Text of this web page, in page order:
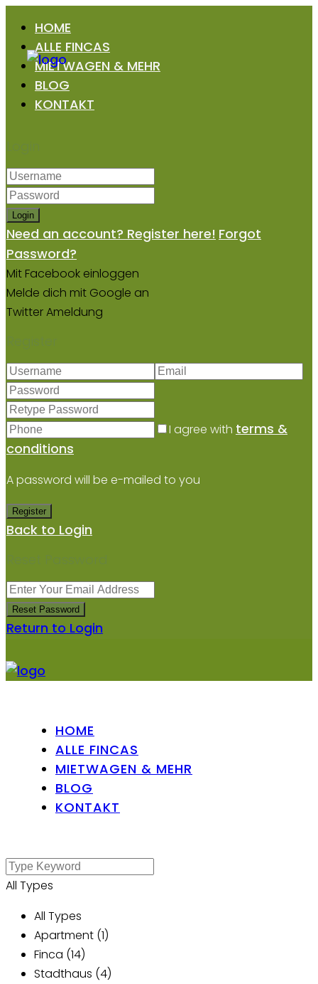
HOME
ALLE FINCAS
MIETWAGEN & MEHR
BLOG
KONTAKT
Login
Login
Need an account? Register here! Forgot
Password?
Mit Facebook einloggen
Melde dich mit Google an
Twitter Ameldung
Register
I agree with terms &
conditions
A password will be e-mailed to you
Register
Back to Login
Reset Password
Reset Password
Return to Login
HOME
ALLE FINCAS
MIETWAGEN & MEHR
BLOG
KONTAKT
All Types
All Types
Apartment (1)
Finca (14)
Stadthaus (4)